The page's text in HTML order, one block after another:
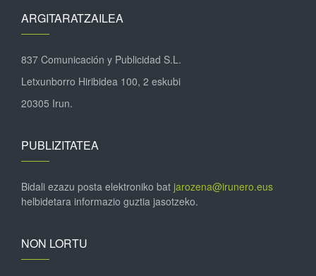
ARGITARATZAILEA
837 Comunicación y Publicidad S.L.
Letxunborro Hiribidea 100, 2 eskubi
20305 Irun.
PUBLIZITATEA
Bidali ezazu posta elektroniko bat jarozena@irunero.eus
helbidetara informazio guztia jasotzeko.
NON LORTU